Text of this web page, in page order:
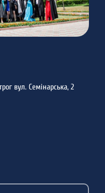
вул. Семінарська, 2